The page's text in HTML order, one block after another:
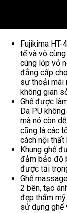
Fujikima
tế và vô
cùng lớp vỏ
đẳng cấp
sự thoải mái
không gian
Ghế được
Da PU
mà nó còn
cũng là các
cách nội thất
Khung ghế
đảm bảo độ
được tải
Ghế
2 bên, tạo
đẹp thẩm
sử dụng ghế